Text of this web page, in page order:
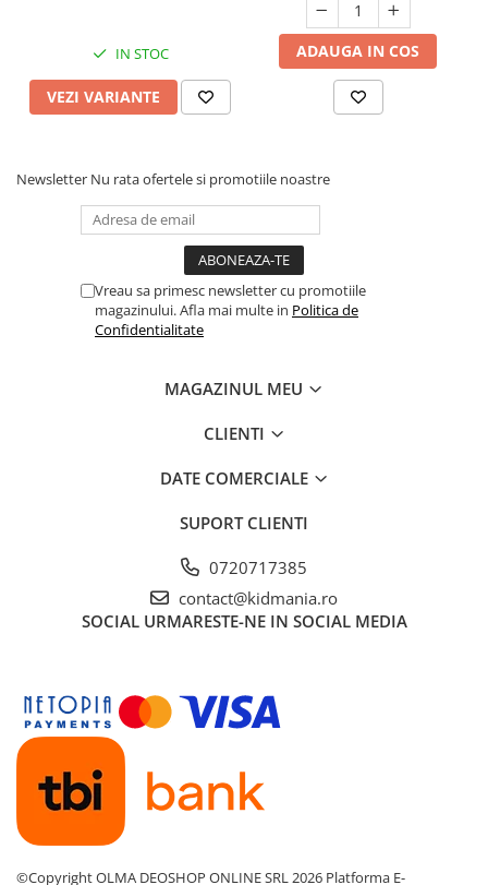
IN STOC
VEZI VARIANTE
ADAUGA IN COS
Newsletter Nu rata ofertele si promotiile noastre
Vreau sa primesc newsletter cu promotiile
magazinului. Afla mai multe in Politica de
Confidentialitate
MAGAZINUL MEU
CLIENTI
DATE COMERCIALE
SUPORT CLIENTI
0720717385
contact@kidmania.ro
SOCIAL URMARESTE-NE IN SOCIAL MEDIA
©Copyright OLMA DEOSHOP ONLINE SRL 2026 Platforma E-